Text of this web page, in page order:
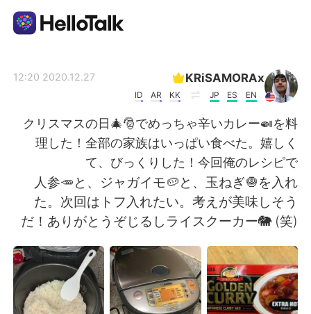
العربية
English 简体中文
繁體中文 Español
Français Deutsch
KRiSAMORAx
EN
ES
JP
KK
AR
ID
2020.12.27 12:20
クリスマスの日🎄🎅でめっちゃ辛いカレー🍛を料
理した！全部の家族はいっぱい食べた。嬉しく
て、びっくりした！今回俺のレシピで
人参🥕と、ジャガイモ🥔と、玉ねぎ🧅を入れ
た。次回はトフ入れたい。考えが美味しそう
だ！ありがとうぞじるしライスクーカー🐘 (笑)